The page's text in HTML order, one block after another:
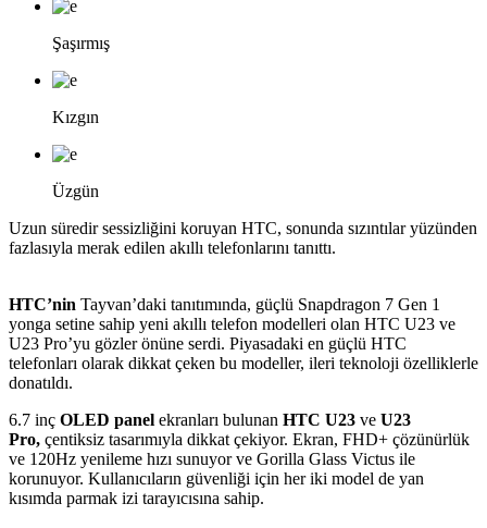
Şaşırmış
Kızgın
Üzgün
Uzun süredir sessizliğini koruyan HTC, sonunda sızıntılar yüzünden
fazlasıyla merak edilen akıllı telefonlarını tanıttı.
HTC’nin Tayvan’daki tanıtımında, güçlü Snapdragon 7 Gen 1
yonga setine sahip yeni akıllı telefon modelleri olan HTC U23 ve
U23 Pro’yu gözler önüne serdi. Piyasadaki en güçlü HTC
telefonları olarak dikkat çeken bu modeller, ileri teknoloji özelliklerle
donatıldı.
6.7 inç OLED panel ekranları bulunan HTC U23 ve U23
Pro, çentiksiz tasarımıyla dikkat çekiyor. Ekran, FHD+ çözünürlük
ve 120Hz yenileme hızı sunuyor ve Gorilla Glass Victus ile
korunuyor. Kullanıcıların güvenliği için her iki model de yan
kısımda parmak izi tarayıcısına sahip.